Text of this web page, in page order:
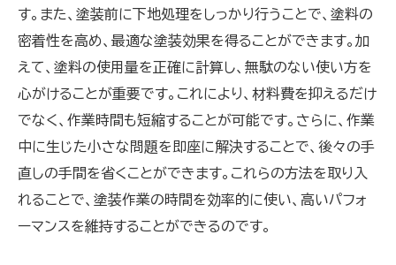
す。また、塗装前に下地処理をしっかり行うことで、塗料の
密着性を高め、最適な塗装効果を得ることができます。加
えて、塗料の使用量を正確に計算し、無駄のない使い方を
心がけることが重要です。これにより、材料費を抑えるだけ
でなく、作業時間も短縮することが可能です。さらに、作業
中に生じた小さな問題を即座に解決することで、後々の手
直しの手間を省くことができます。これらの方法を取り入
れることで、塗装作業の時間を効率的に使い、高いパフォ
ーマンスを維持することができるのです。